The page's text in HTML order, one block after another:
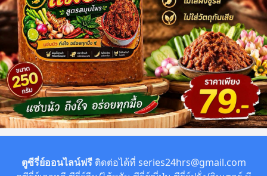
ตูซีรี่ย์ออนไลน์ฟรีติดต่อได้ที่ series24hrs@gmail.com